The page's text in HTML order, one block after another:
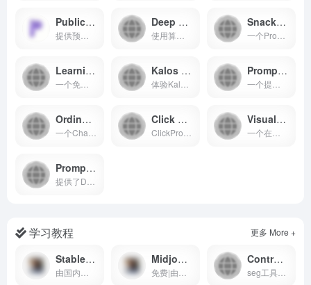
Public Prompts - AI艺术创作公共提示库 Deep Danbooru - 二次元艺术数据库 Snackprompt - 生成各种创意文本的工具
Learning Prompt - AI艺术创作学习平台 Kalos Art - AI艺术创作与分享 Prompt Hunt - AI艺术创作提示市场
Ordinary People Prompts - AI艺术创作日常提示 Click Prompt - AI艺术创作提示工具 Visual Prompt Builder - AI艺术创作视觉提示工具
Prompt Base - AI艺术创作提示商店
学习教程 更多 More +
Stable Diffusion 知识库 Midjourney 知识库 Controlnet seg工具颜色分隔语义